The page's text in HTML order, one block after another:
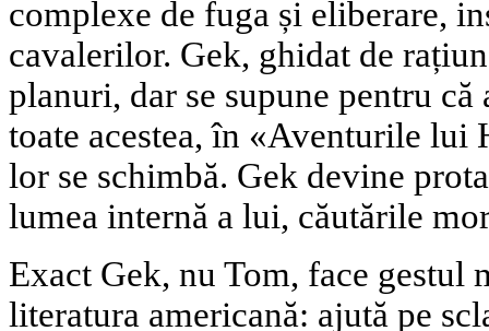
complexe de fuga și eliberare,
cavalerilor. Gek, ghidat de
planuri, dar se supune pentru
toate acestea, în «Aventurile
lor se schimbă. Gek devine
lumea internă a lui, căutările
Exact Gek, nu Tom, face
literatura americană: ajută pe